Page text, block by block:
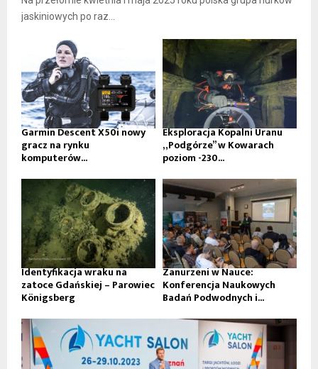
jaskiniowych po raz...
Garmin Descent X50i nowy
gracz na rynku
komputerów...
Eksploracja Kopalni Uranu
„Podgórze” w Kowarach
poziom -230...
Identyfikacja wraku na
zatoce Gdańskiej – Parowiec
Königsberg
Zanurzeni w Nauce:
Konferencja Naukowych
Badań Podwodnych i...